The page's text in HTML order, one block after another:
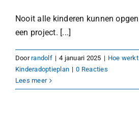
Nooit alle kinderen kunnen
een project. [...]
Doorrandolf | 4 januari 2025 | Hoe
Kinderadoptieplan | 0 Reacties
Lees meer